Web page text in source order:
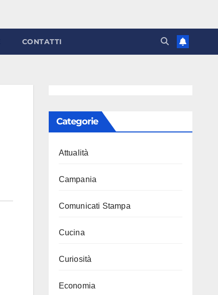
CONTATTI
Categorie
Attualità
Campania
Comunicati Stampa
Cucina
Curiosità
Economia